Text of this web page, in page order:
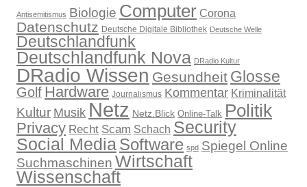
Antisemitismus Biologie Computer Corona
Datenschutz Deutsche Digitale Bibliothek Deutsche Welle
Deutschlandfunk
Deutschlandfunk Nova DRadio Kultur
DRadio Wissen Gesundheit Glosse
Golf Hardware Journalismus Kommentar Kriminalität
Kultur Musik Netz Netz.Blick Online-Talk Politik
Privacy Recht Scam Schach Security
Social Media Software spd Spiegel Online
Suchmaschinen Wirtschaft
Wissenschaft